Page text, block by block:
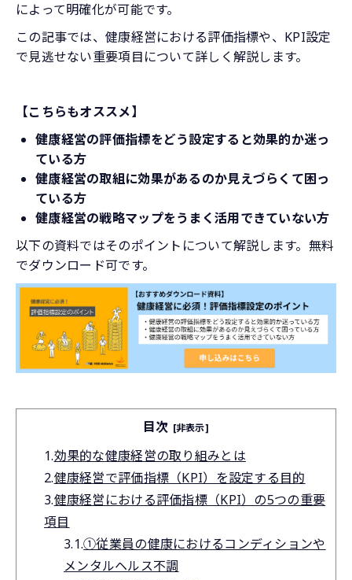
によって明確化が可能です。
この記事では、健康経営における評価指標や、KPI設定
で見逃せない重要項目について詳しく解説します。
【こちらもオススメ】
健康経営の評価指標をどう設定すると効果的か迷っ
ている方
健康経営の取組に効果があるのか見えづらくて困っ
ている方
健康経営の戦略マップをうまく活用できていない方
以下の資料ではそのポイントについて解説します。無料
でダウンロード可です。
目次 [非表示]
1.効果的な健康経営の取り組みとは
2.健康経営で評価指標（KPI）を設定する目的
3.健康経営における評価指標（KPI）の5つの重要
項目
3.1.①従業員の健康におけるコンディションや
メンタルヘルス不調